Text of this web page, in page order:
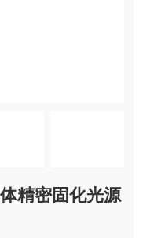
精密固化光源